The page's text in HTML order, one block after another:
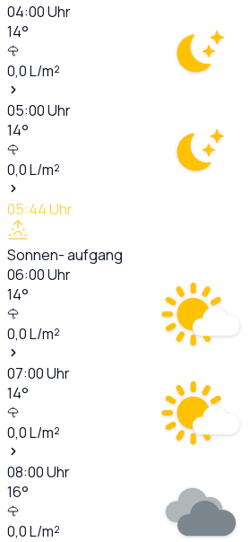
04:00Uhr
14°
0,0L/m²
05:00Uhr
14°
0,0L/m²
05:44Uhr
Sonnen- aufgang
06:00Uhr
14°
0,0L/m²
07:00Uhr
14°
0,0L/m²
08:00Uhr
16°
0,0L/m²